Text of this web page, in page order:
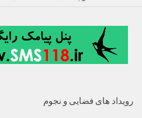
رویداد های فضایی و نجوم